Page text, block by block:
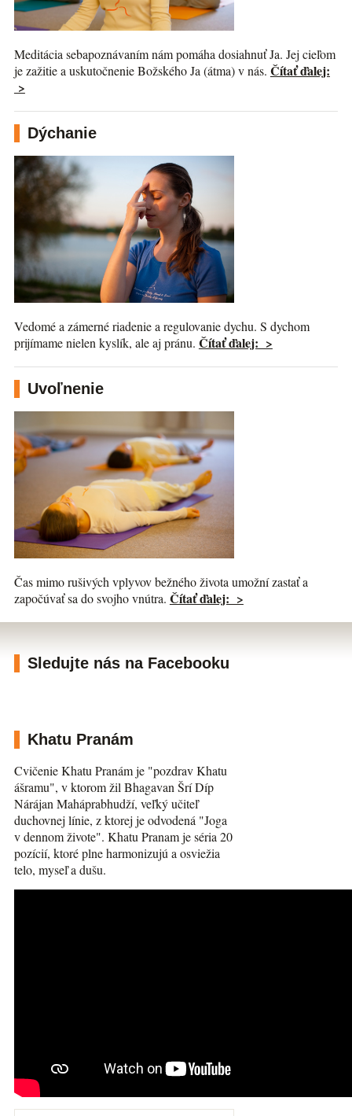
Meditácia sebapoznávaním nám pomáha dosiahnuť Ja. Jej cieľom
je zažitie a uskutočnenie Božského Ja (átma) v nás. Čítať ďalej:
>
Dýchanie
Vedomé a zámerné riadenie a regulovanie dychu. S dychom
prijímame nielen kyslík, ale aj pránu. Čítať ďalej: >
Uvoľnenie
Čas mimo rušivých vplyvov bežného života umožní zastať a
započúvať sa do svojho vnútra. Čítať ďalej: >
Sledujte nás na Facebooku
Khatu Pranám
Cvičenie Khatu Pranám je "pozdrav Khatu
ášramu", v ktorom žil Bhagavan Šrí Díp
Nárájan Maháprabhudží, veľký učiteľ
duchovnej línie, z ktorej je odvodená "Joga
v dennom živote". Khatu Pranam je séria 20
pozícií, ktoré plne harmonizujú a osviežia
telo, myseľ a dušu.